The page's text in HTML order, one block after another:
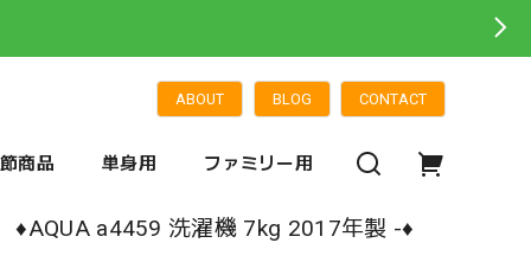
ABOUT BLOG CONTACT
商品 単身用 ファミリー用
♦️AQUA a4459 洗濯機 7kg 2017年製 -♦️